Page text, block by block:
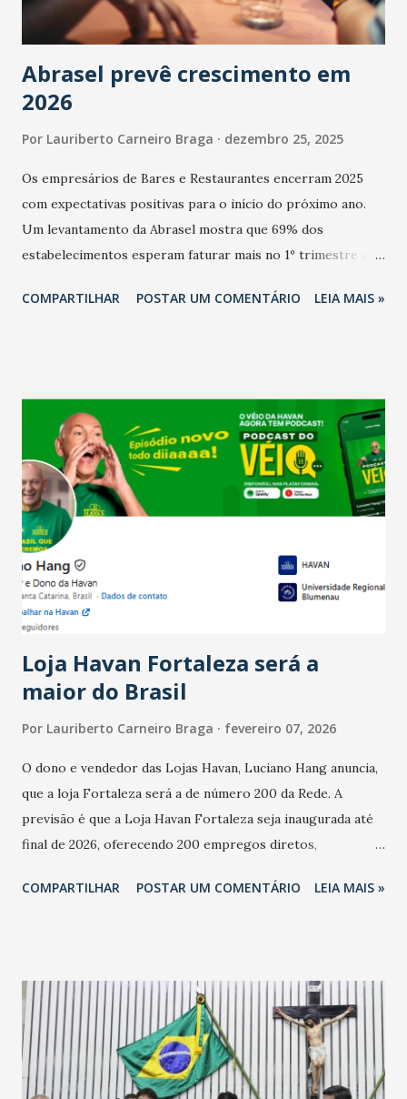
Abrasel prevê crescimento em
2026
Por Lauriberto Carneiro Braga dezembro 25, 2025
Os empresários de Bares e Restaurantes encerram 2025
com expectativas positivas para o início do próximo ano.
Um levantamento da Abrasel mostra que 69% dos
estabelecimentos esperam faturar mais no 1º trimestre de
relação ao último trimestre deste ano, 56% também
confraternizações de fim de ano e pelo pagamento do 13º
Salário para um número maior de trabalhadores, já que o
país tem a menor taxa de desemprego dos anos recentes.
Ainda segundo a Pesquisa, em novembro de 2025, 40% dos
bares e restaurantes operaram com lucro e outros 40%
registraram equilíbrio financeiro. Já o percentual de
estabelecimentos no prejuízo ficou em 19%, pouco abaixo
do observado no mês anterior. Outros 1% não existiam em
novembro. Em relação a outubro, o faturamento também
cresceu. De acordo com a pesquisa, 44% dos n...
COMPARTILHAR POSTAR UM COMENTÁRIO LEIA MAIS »
Loja Havan Fortaleza será a
maior do Brasil
Por Lauriberto Carneiro Braga fevereiro 07, 2026
O dono e vendedor das Lojas Havan, Luciano Hang anuncia,
que a loja Fortaleza será a de número 200 da Rede. A
previsão é que a Loja Havan Fortaleza seja inaugurada até
final de 2026, oferecendo 200 empregos diretos,
Havan Fortaleza ainda não foi anunciada oficialmente, mas
COMPARTILHAR POSTAR UM COMENTÁRIO LEIA MAIS »